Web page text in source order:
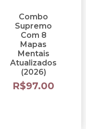
Combo
Supremo
Com 8
Mapas
Mentais
Atualizados
(2026)
R$97.00